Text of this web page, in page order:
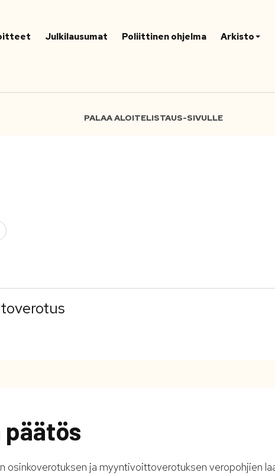
Julkilausumat Poliittinen ohjelma Arkisto
PALAA ALOITELISTAUS-SIVULLE
päätös
osinkoverotuksen ja myyntivoittoverotuksen veropohjien